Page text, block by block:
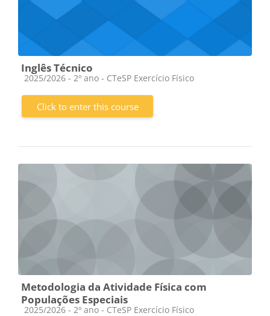
Inglês Técnico
Course category
2025/2026 - 2º ano - CTeSP Exercício Físico
Click to enter this course
Metodologia da Atividade Física com
Populações Especiais
Course category
2025/2026 - 2º ano - CTeSP Exercício Físico